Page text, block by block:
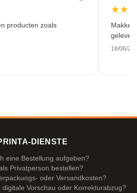
producten zoals
★★
18/06/
DIENSTE
eine Bestellung aufgeben?
Privatperson bestellen?
oder Versandkosten?
Vorschau oder Korrekturabzug?